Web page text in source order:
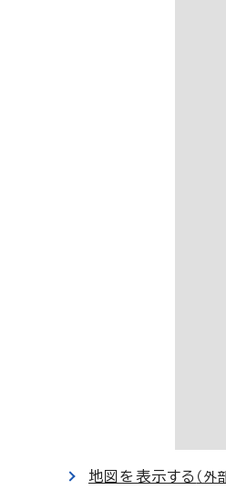
地図を表示する （外